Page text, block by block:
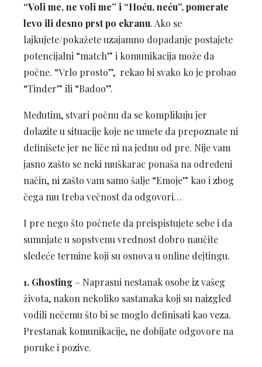
“Voli me, ne voli me” i “Hoću, neću”, pomerate
levo ili desno prst po ekranu. Ako se
lajkujete/pokažete uzajamno dopadanje postajete
potencijalni “match” i komunikacija može da
počne. “Vrlo prosto”, rekao bi svako ko je probao
“Tinder” ili “Badoo”.
Međutim, stvari počnu da se komplikuju jer
dolazite u situacije koje ne umete da prepoznate ni
definišete jer ne liče ni na jednu od pre. Nije vam
jasno zašto se neki muškarac ponaša na određeni
način, ni zašto vam samo šalje “Emoje” kao i zbog
čega mu treba večnost da odgovori…
I pre nego što počnete da preispistujete sebe i da
sumnjate u sopstvenu vrednost dobro naučite
sledeće termine koji su osnova u online dejtingu.
1. Ghosting – Naprasni nestanak osobe iz vašeg
života, nakon nekoliko sastanaka koji su naizgled
vodili nečemu što bi se moglo definisati kao veza.
Prestanak komunikacije, ne dobijate odgovore na
poruke i pozive.